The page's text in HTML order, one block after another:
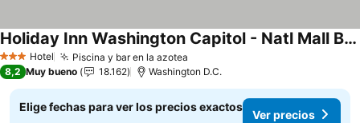
3 Estrellas
Hotel Piscina y bar en la azotea
Holiday Inn Washington Capitol - Natl Mall By Ihg
Ver precios
8,2 Muy bueno 18.162 Washington D.C.
Elige fechas para ver los precios exactos
Ver precios